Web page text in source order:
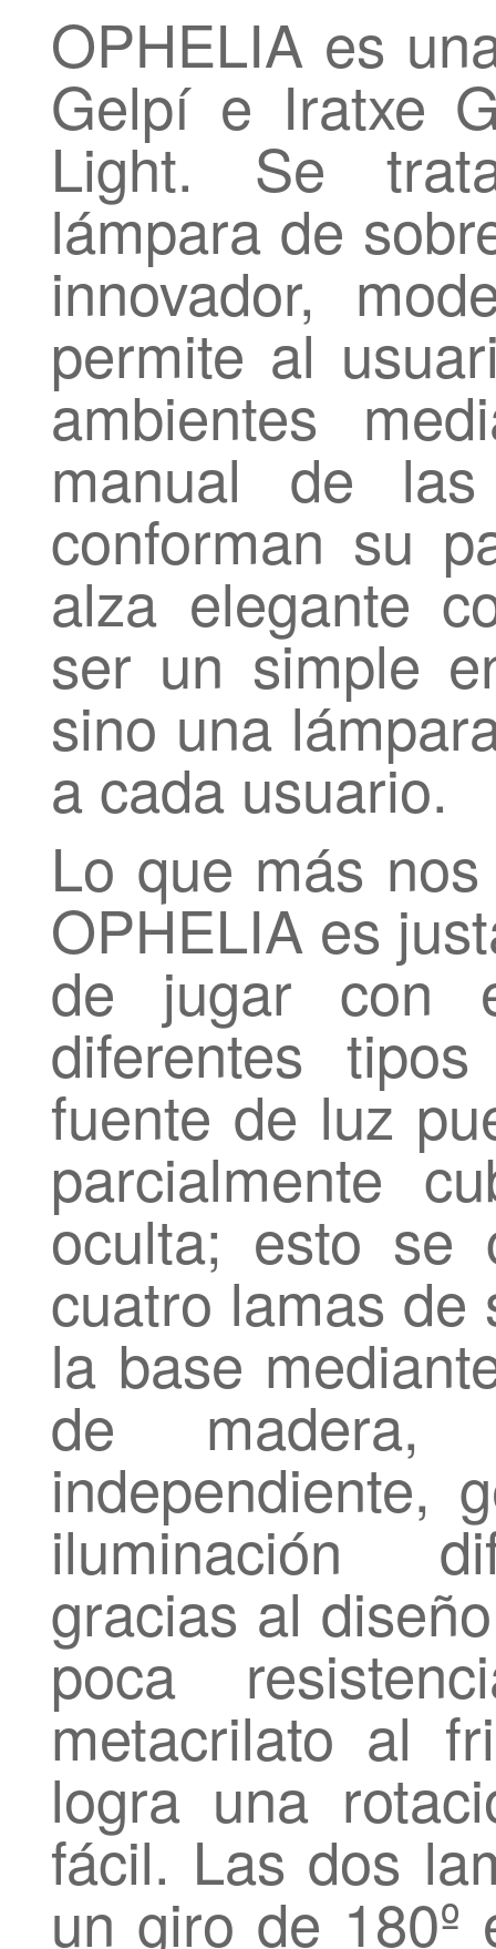
OPHELIA es
Gelpí e Iratxe
Light. Se
lámpara de
innovador,
permite al
ambientes
manual de
conforman su
alza elegante
ser un simple
sino una
a cada usuario.
Lo que más
OPHELIA es
de jugar con
diferentes
fuente de luz
parcialmente
oculta; esto se
cuatro lamas de
la base
de
independiente,
iluminación
gracias al
poca
metacrilato al
logra una
fácil. Las dos
un giro de 180º